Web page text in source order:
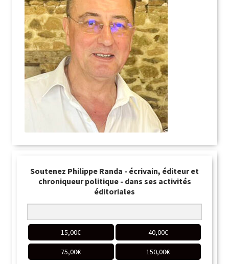
Soutenez Philippe Randa - écrivain, éditeur et
chroniqueur politique - dans ses activités
éditoriales
15,00€ 40,00€
75,00€ 150,00€